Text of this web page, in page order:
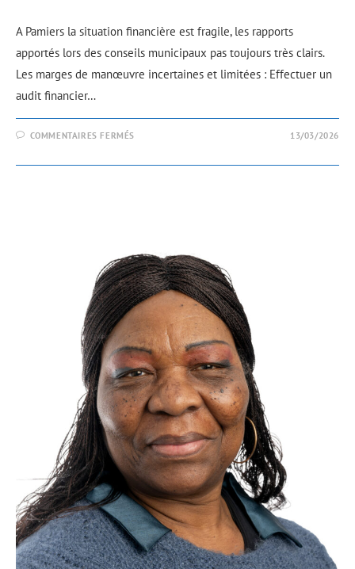
A Pamiers la situation financière est fragile, les rapports
apportés lors des conseils municipaux pas toujours très clairs.
Les marges de manœuvre incertaines et limitées : Effectuer un
audit financier…
COMMENTAIRES FERMÉS 13/03/2026